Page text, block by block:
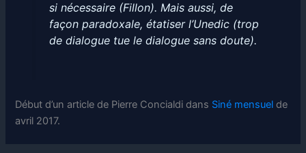
si nécessaire (Fillon). Mais aussi, de
façon paradoxale, étatiser l’Unedic (trop
de dialogue tue le dialogue sans doute).
Début d’un article de Pierre Concialdi dans Siné mensuel de
avril 2017.